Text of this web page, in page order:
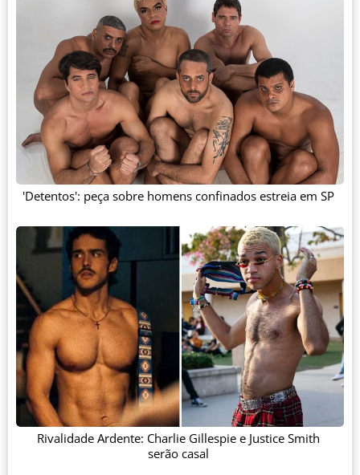
'Detentos': peça sobre homens confinados estreia em SP
Rivalidade Ardente: Charlie Gillespie e Justice Smith
serão casal